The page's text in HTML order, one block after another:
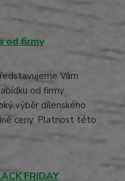
od firmy
Vám
od firmy
výběr dílenského
ceny. Platnost této
FRIDAY